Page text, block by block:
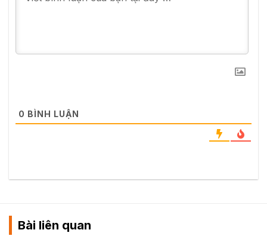
0 BÌNH LUẬN
Bài liên quan